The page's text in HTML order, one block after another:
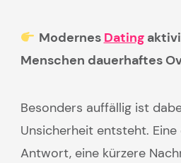
Modernes Dating
Menschen dauerhaftes
Besonders auffällig ist
Unsicherheit entsteht.
Antwort, eine kürzere